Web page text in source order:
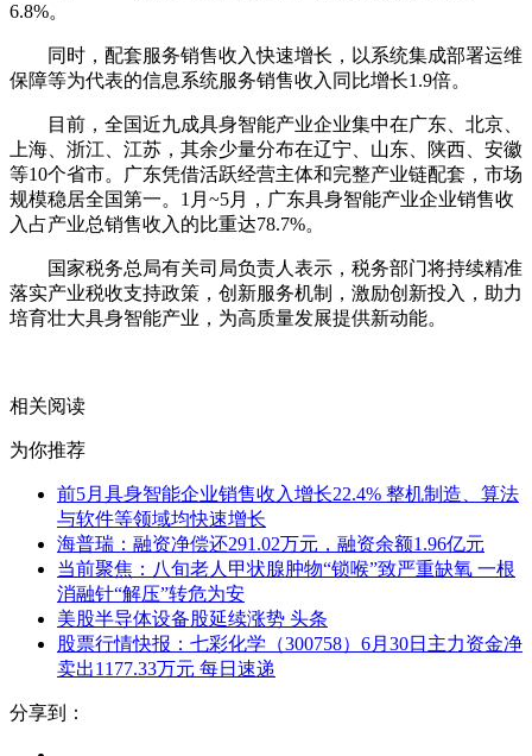
6.8%。
同时，配套服务销售收入快速增长，以系统集成部署运维
保障等为代表的信息系统服务销售收入同比增长1.9倍。
目前，全国近九成具身智能产业企业集中在广东、北京、
上海、浙江、江苏，其余少量分布在辽宁、山东、陕西、安徽
等10个省市。广东凭借活跃经营主体和完整产业链配套，市场
规模稳居全国第一。1月~5月，广东具身智能产业企业销售收
入占产业总销售收入的比重达78.7%。
国家税务总局有关司局负责人表示，税务部门将持续精准
落实产业税收支持政策，创新服务机制，激励创新投入，助力
培育壮大具身智能产业，为高质量发展提供新动能。
相关阅读
为你推荐
前5月具身智能企业销售收入增长22.4% 整机制造、算法
与软件等领域均快速增长
海普瑞：融资净偿还291.02万元，融资余额1.96亿元
当前聚焦：八旬老人甲状腺肿物“锁喉”致严重缺氧 一根
消融针“解压”转危为安
美股半导体设备股延续涨势 头条
股票行情快报：七彩化学（300758）6月30日主力资金净
卖出1177.33万元 每日速递
分享到：